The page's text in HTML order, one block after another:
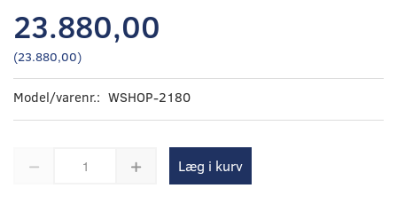
23.880,00
(23.880,00)
Model/varenr.: WSHOP-2180
Læg i kurv